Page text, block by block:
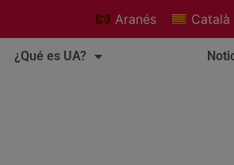
Aranés Català
¿Qué es UA?